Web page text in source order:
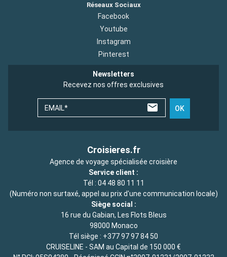
Réseaux Sociaux
Facebook
Youtube
Instagram
Pinterest
Newsletters
Recevez nos offres exclusives
EMAIL* OK
Croisieres.fr
Agence de voyage spécialisée croisière
Service client :
Tél : 04 48 80 11 11
(Numéro non surtaxé, appel au prix d'une communication locale)
Siège social :
16 rue du Gabian, Les Flots Bleus
98000 Monaco
Tél siège : +377 97 97 84 50
CRUISELINE - SAM au Capital de 150 000 €